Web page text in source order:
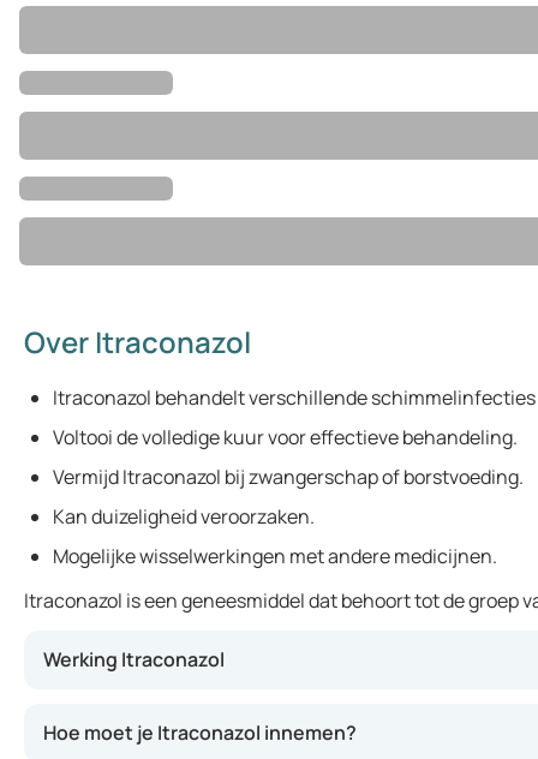
Over Itraconazol
Itraconazol behandelt verschillende
Voltooi de volledige kuur voor effectieve behandeling.
Vermijd Itraconazol bij zwangerschap of borstvoeding.
Kan duizeligheid veroorzaken.
Mogelijke wisselwerkingen met andere medicijnen.
Itraconazol is een geneesmiddel dat behoort tot de groep
Werking Itraconazol
Hoe moet je Itraconazol innemen?